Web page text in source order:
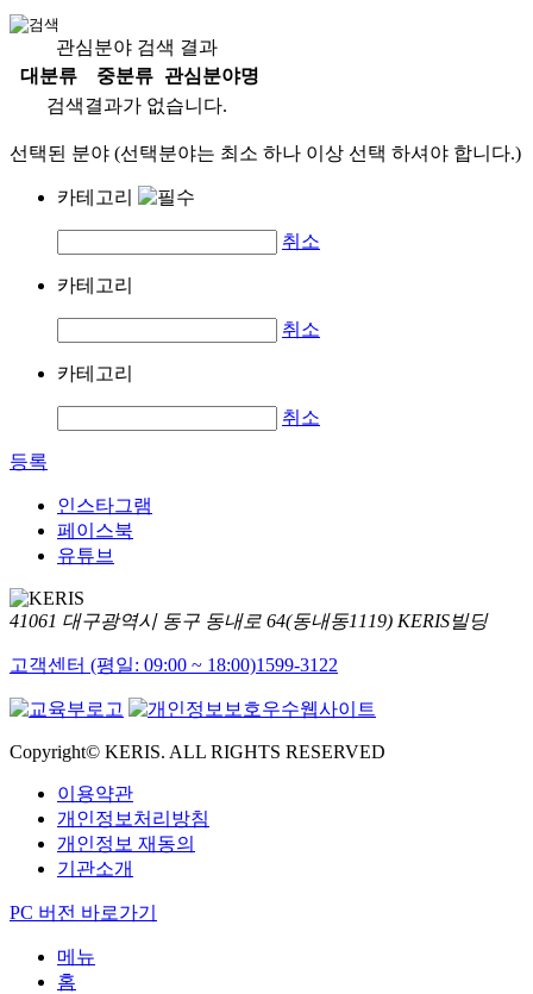
관심분야 검색 결과
대분류
중분류
관심분야명
검색결과가 없습니다.
선택된 분야 (선택분야는 최소 하나 이상 선택 하셔야 합니다.)
카테고리
취소
카테고리
취소
카테고리
취소
등록
인스타그램
페이스북
유튜브
41061 대구광역시 동구 동내로 64(동내동1119) KERIS빌딩
고객센터 (평일: 09:00 ~ 18:00)1599-3122
Copyright© KERIS. ALL RIGHTS RESERVED
이용약관
개인정보처리방침
개인정보 재동의
기관소개
PC 버전 바로가기
메뉴
홈